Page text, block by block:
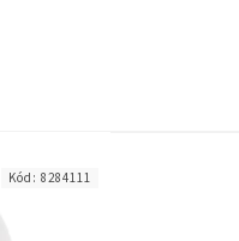
Kód: 8284111